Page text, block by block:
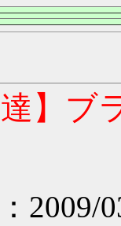
達】
：2009/